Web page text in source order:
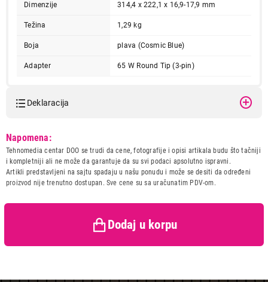
Dimenzije 314,4 x 222,1 x 16,9-17,9 mm
Težina 1,29 kg
Boja plava (Cosmic Blue)
Adapter 65 W Round Tip (3-pin)
Deklaracija
Core i5-13420H, 16GB,
512GB SSD, DOS, Cosmic Blue
(83K000D2YA)
Naziv i vrsta robe:
LAPTOP
Uvoznik:
ALSO SERBIA DOO
Kina
Zagarantovana sva prava
Napomena:
Tehnomedia centar DOO se trudi da cene, fotografije i opisi artikala budu što tačniji
i kompletniji ali ne može da garantuje da su svi podaci apsolutno ispravni.
Artikli predstavljeni na sajtu spadaju u našu ponudu i može se desiti da određeni
proizvod nije trenutno dostupan. Sve cene su sa uračunatim PDV-om.
Dodaj u korpu